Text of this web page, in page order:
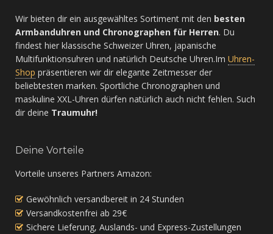
Wir bieten dir ein ausgewähltes Sortiment mit den besten
Armbanduhren und Chronographen für Herren. Du
findest hier klassische Schweizer Uhren, japanische
Multifunktionsuhren und natürlich Deutsche Uhren.Im Uhren-
Shop präsentieren wir dir elegante Zeitmesser der
beliebtesten marken. Sportliche Chronographen und
maskuline XXL-Uhren dürfen natürlich auch nicht fehlen. Such
dir deine Traumuhr!
Deine Vorteile
Vorteile unseres Partners Amazon:
Gewöhnlich versandbereit in 24 Stunden
Versandkostenfrei ab 29€
Sichere Lieferung, Auslands- und Express-Zustellungen